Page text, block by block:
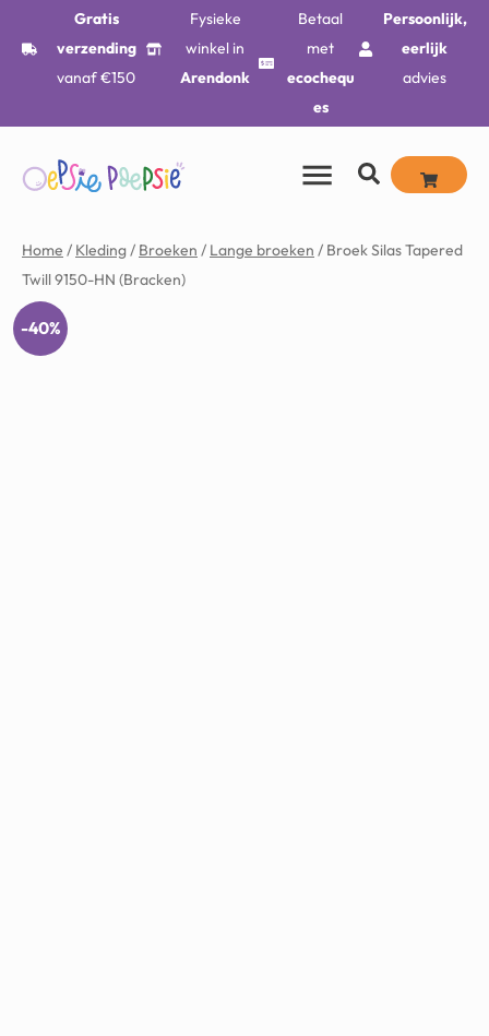
Gratis
verzending
vanaf €150
Fysieke
winkel in
Arendonk
Betaal
met
ecochequ
es
Persoonlijk,
eerlijk
advies
Home / Kleding/ Broeken / Lange broeken / Broek Silas Tapered
Twill 9150-HN (Bracken)
-40%